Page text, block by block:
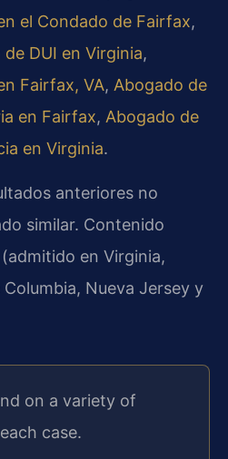
el Condado de Fairfax,
DUI en Virginia,
Fairfax, VA, Abogado de
en Fairfax, Abogado de
en Virginia.
anteriores no
similar. Contenido
en Virginia,
Nueva Jersey y
on a variety of
case.